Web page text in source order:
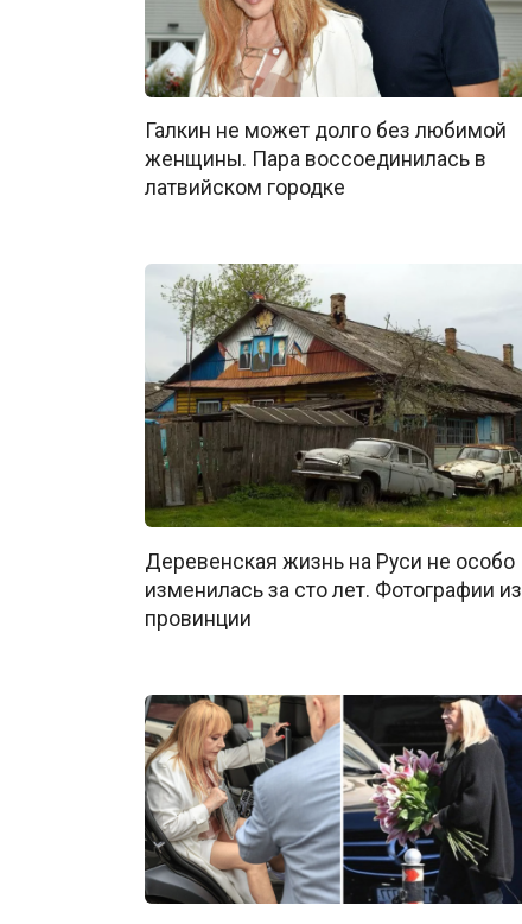
Галкин не может долго без любимой
женщины. Пара воссоединилась в
латвийском городке
Деревенская жизнь на Руси не особо
изменилась за сто лет. Фотографии из
провинции